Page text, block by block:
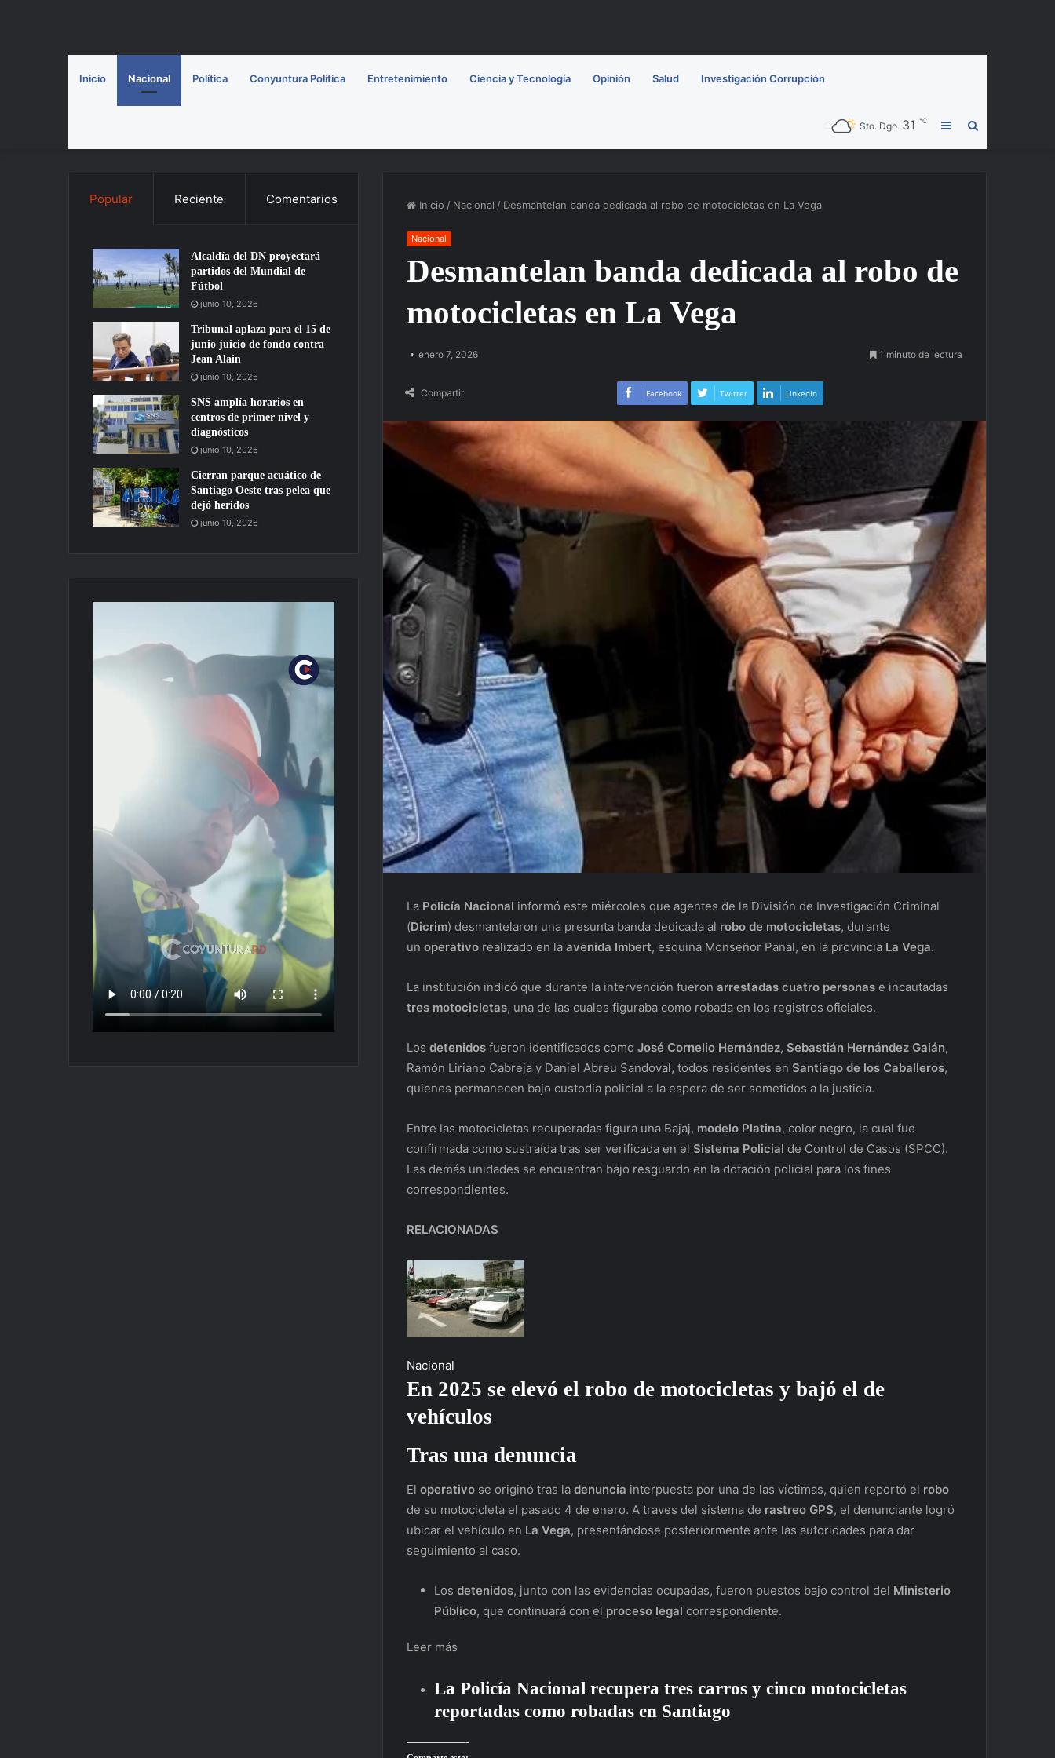
Inicio Nacional Política Conyuntura Política Entretenimiento Ciencia y Tecnología Opinión Salud Investigación Corrupción
Barra
Sto. Dgo. 31 ℃
Inicio / Nacional / Desmantelan banda dedicada al robo de motocicletas en La Vega
Nacional
Desmantelan banda dedicada al robo de
motocicletas en La Vega
enero 7, 2026 1 minuto de lectura
Compartir Facebook Twitter LinkedIn
La Policía Nacional informó este miércoles que agentes de la División de Investigación Criminal
(Dicrim) desmantelaron una presunta banda dedicada al robo de motocicletas, durante
un operativo realizado en la avenida Imbert, esquina Monseñor Panal, en la provincia La Vega.
La institución indicó que durante la intervención fueron arrestadas cuatro personas e incautadas
tres motocicletas, una de las cuales figuraba como robada en los registros oficiales.
Los detenidos fueron identificados como José Cornelio Hernández, Sebastián Hernández Galán,
Ramón Liriano Cabreja y Daniel Abreu Sandoval, todos residentes en Santiago de los Caballeros,
quienes permanecen bajo custodia policial a la espera de ser sometidos a la justicia.
Entre las motocicletas recuperadas figura una Bajaj, modelo Platina, color negro, la cual fue
confirmada como sustraída tras ser verificada en el Sistema Policial de Control de Casos (SPCC).
Las demás unidades se encuentran bajo resguardo en la dotación policial para los fines
correspondientes.
RELACIONADAS
Nacional
En 2025 se elevó el robo de motocicletas y bajó el de
vehículos
Tras una denuncia
El operativo se originó tras la denuncia interpuesta por una de las víctimas, quien reportó el robo
de su motocicleta el pasado 4 de enero. A traves del sistema de rastreo GPS, el denunciante logró
ubicar el vehículo en La Vega, presentándose posteriormente ante las autoridades para dar
seguimiento al caso.
Los detenidos, junto con las evidencias ocupadas, fueron puestos bajo control del Ministerio
Público, que continuará con el proceso legal correspondiente.
Leer más
La Policía Nacional recupera tres carros y cinco motocicletas
reportadas como robadas en Santiago
Popular Reciente Comentarios
Alcaldía del DN proyectará
partidos del Mundial de
Fútbol
junio 10, 2026
Tribunal aplaza para el 15 de
junio juicio de fondo contra
Jean Alain
junio 10, 2026
SNS amplía horarios en
centros de primer nivel y
diagnósticos
junio 10, 2026
Cierran parque acuático de
Santiago Oeste tras pelea que
dejó heridos
junio 10, 2026